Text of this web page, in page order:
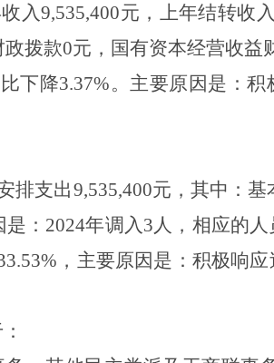
入9,535,400元，上年结转收
拨款0元，国有资本经营收益
下降3.37%。主要原因是：
支出9,535,400元，其中：基
：2024年调入3人，相应的
，主要原因是：积极响
：